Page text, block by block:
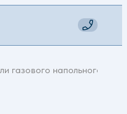
газового напольного